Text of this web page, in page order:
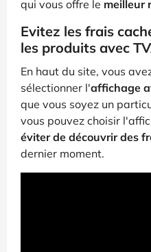
qui vous offre le meilleur
Evitez les frais
les produits avec
En haut du site, vous
sélectionner l'affichage
que vous soyez un
vous pouvez choisir
éviter de découvrir des
dernier moment.